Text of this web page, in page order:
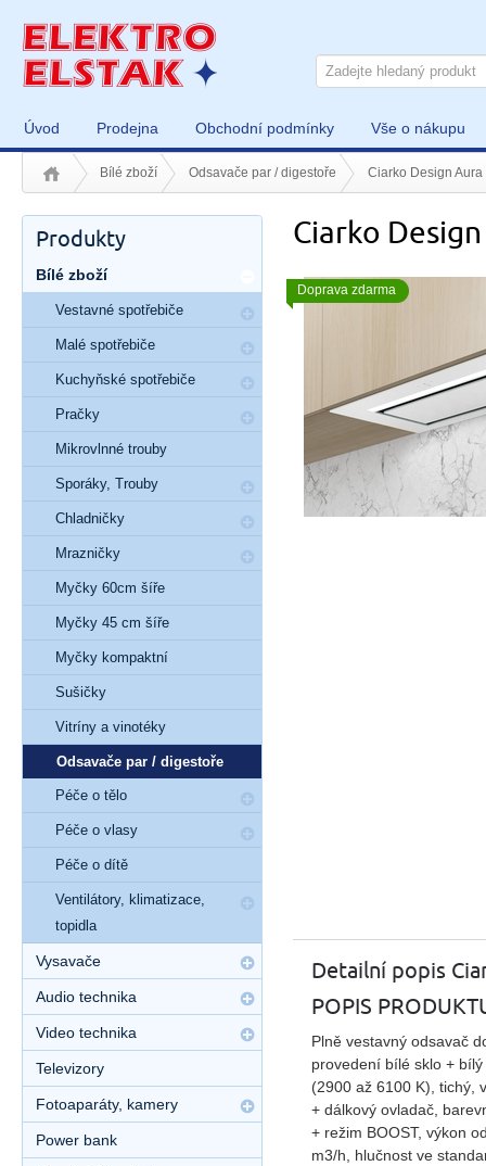
Úvod Prodejna Obchodní podmínky Vše o nákupu
Bílé zboží Odsavače par / digestoře Ciarko Design
Ciarko
Doprava zdarma
Detailní popis
POPIS
Plně vestavný odsavač
provedení bílé sklo +
(2900 až 6100 K), tichý,
+ dálkový ovladač,
+ režim BOOST, výkon
m3/h, hlučnost ve
Produkty
Bílé zboží
Vestavné spotřebiče
Malé spotřebiče
Kuchyňské spotřebiče
Pračky
Mikrovlnné trouby
Sporáky, Trouby
Chladničky
Mrazničky
Myčky 60cm šíře
Myčky 45 cm šíře
Myčky kompaktní
Sušičky
Vitríny a vinotéky
Odsavače par / digestoře
Péče o tělo
Péče o vlasy
Péče o dítě
Ventilátory, klimatizace,
topidla
Vysavače
Audio technika
Video technika
Televizory
Fotoaparáty, kamery
Power bank